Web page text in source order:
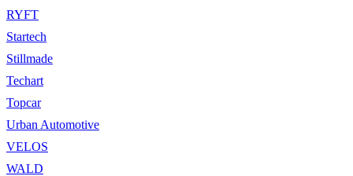
RYFT
Startech
Stillmade
Techart
Topcar
Urban Automotive
VELOS
WALD